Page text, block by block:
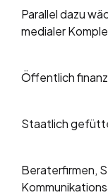
Parallel dazu
medialer
Öffentlich
Staatlich
Beraterfirmen,